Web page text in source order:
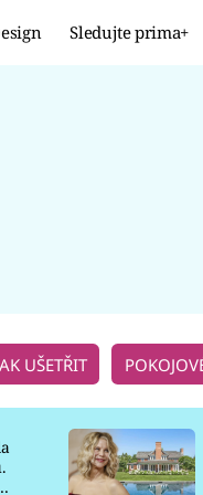
Sledujte prima+
UŠETŘIT